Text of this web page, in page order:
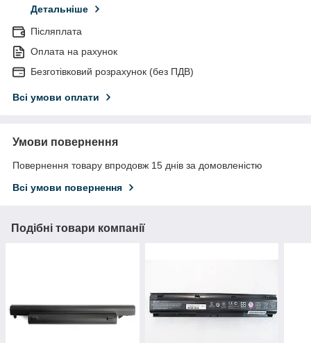
Детальніше
Післяплата
Оплата на рахунок
Безготівковий розрахунок (без ПДВ)
Всі умови оплати
Умови повернення
Повернення товару впродовж 15 днів за домовленістю
Всі умови повернення
Подібні товари компанії